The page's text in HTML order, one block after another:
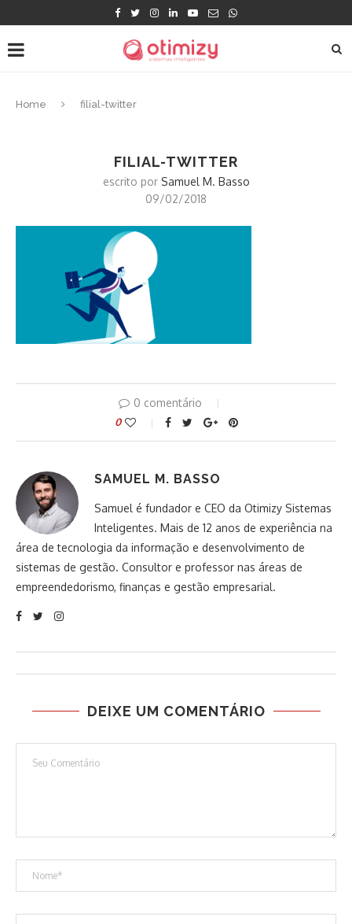
Home filial-twitter
FILIAL-TWITTER
escrito por Samuel M. Basso
09/02/2018
0 comentário
0
SAMUEL M. BASSO
Samuel é fundador e CEO da Otimizy Sistemas
Inteligentes. Mais de 12 anos de experiência na
área de tecnologia da informação e desenvolvimento de
sistemas de gestão. Consultor e professor nas áreas de
empreendedorismo, finanças e gestão empresarial.
DEIXE UM COMENTÁRIO